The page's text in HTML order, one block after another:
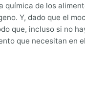
de los
Y, dado que el
que, incluso si no
que necesitan en